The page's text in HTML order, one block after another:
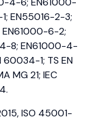
EN55016-2-3;
EN61000-6-2;
8; EN61000-4-
60034-1; TS EN
MG 21; IEC
ISO 45001-